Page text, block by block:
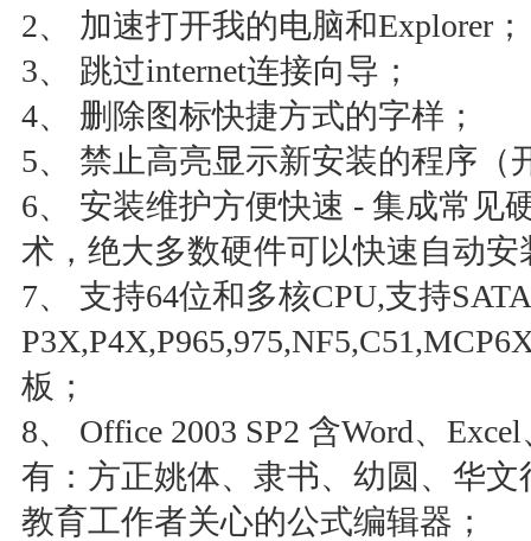
2、 加速打开我的电脑和Explorer；
3、 跳过internet连接向导；
4、 删除图标快捷方式的字样；
5、 禁止高亮显示新安装的程序（
6、 安装维护方便快速 - 集成常见
术，绝大多数硬件可以快速自动
7、 支持64位和多核CPU,支持
板；
8、 Office 2003 SP2 含Word、
有：方正姚体、隶书、幼圆、华
教育工作者关心的公式编辑器；